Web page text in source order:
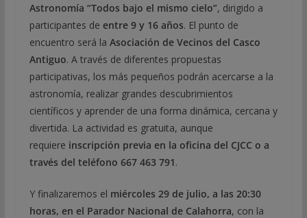
Astronomía “Todos bajo el mismo cielo”, dirigido a
participantes de entre 9 y 16 años. El punto de
encuentro será la Asociación de Vecinos del Casco
Antiguo. A través de diferentes propuestas
participativas, los más pequeños podrán acercarse a la
astronomía, realizar grandes descubrimientos
científicos y aprender de una forma dinámica, cercana y
divertida. La actividad es gratuita, aunque
requiere inscripción previa en la oficina del CJCC o a
través del teléfono 667 463 791.
Y finalizaremos el miércoles 29 de julio, a las 20:30
horas, en el Parador Nacional de Calahorra, con la